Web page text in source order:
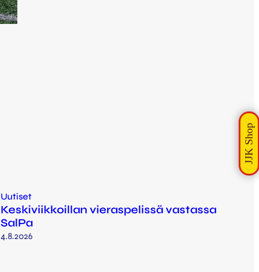
Uutiset
Keskiviikkoillan vieraspelissä vastassa
SalPa
4.8.2026